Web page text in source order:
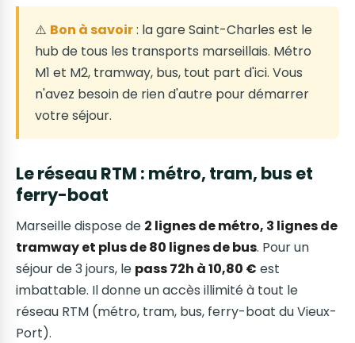
⚠️ Bon à savoir: la gare Saint-Charles est le
hub de tous les transports marseillais. Métro
M1 et M2, tramway, bus, tout part d'ici. Vous
n'avez besoin de rien d'autre pour démarrer
votre séjour.
Le réseau RTM : métro, tram, bus et
ferry-boat
Marseille dispose de 2 lignes de métro, 3 lignes de
tramway et plus de 80 lignes de bus. Pour un
séjour de 3 jours, le pass 72h à 10,80 € est
imbattable. Il donne un accès illimité à tout le
réseau RTM (métro, tram, bus, ferry-boat du Vieux-
Port).